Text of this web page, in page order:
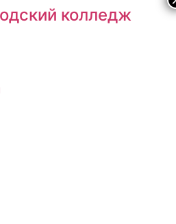
колледж